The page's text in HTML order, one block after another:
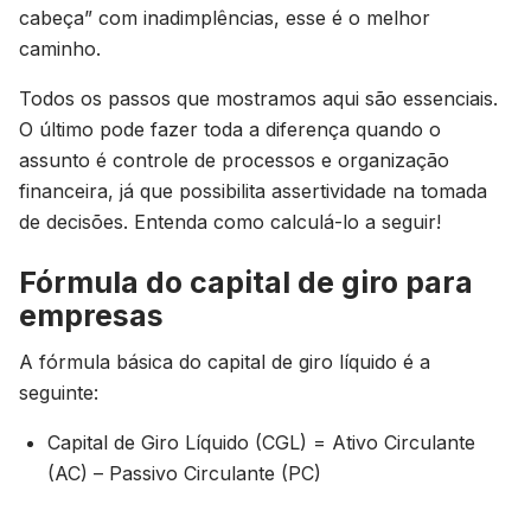
cabeça” com inadimplências, esse é o melhor
caminho.
Todos os passos que mostramos aqui são essenciais.
O último pode fazer toda a diferença quando o
assunto é controle de processos e organização
financeira, já que possibilita assertividade na tomada
de decisões. Entenda como calculá-lo a seguir!
Fórmula do capital de giro para
empresas
A fórmula básica do capital de giro líquido é a
seguinte:
Capital de Giro Líquido (CGL) = Ativo Circulante
(AC) – Passivo Circulante (PC)